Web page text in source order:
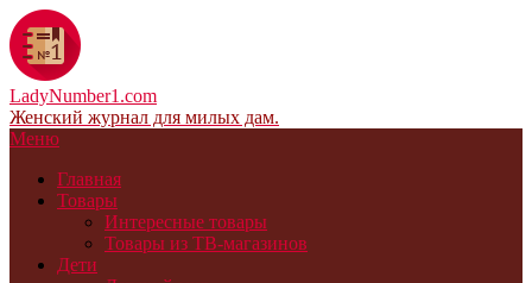
LadyNumber1.com
Женский журнал для милых дам.
Меню
Главная
Товары
Интересные товары
Товары из ТВ-магазинов
Дети